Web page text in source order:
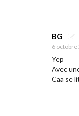
BG
6 octobre
Yep
Avec
Caa se